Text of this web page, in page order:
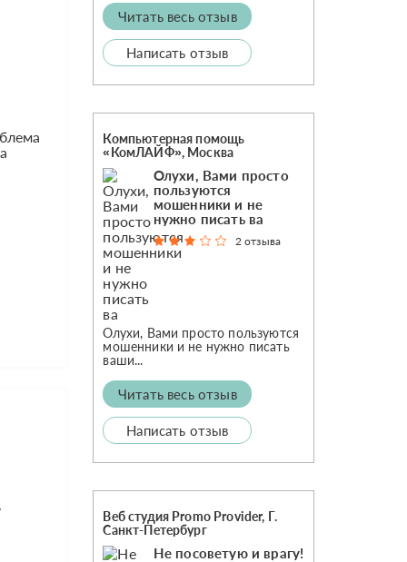
Читать весь отзыв
Написать отзыв
Компьютерная помощь
«КомЛАЙФ», Москва
Олухи, Вами просто
пользуются
мошенники и не
нужно писать ва
2 отзыва
Олухи, Вами просто пользуются
мошенники и не нужно писать
ваши...
Читать весь отзыв
Написать отзыв
Веб студия Promo Provider, Г.
Санкт-Петербург
Не посоветую и врагу!